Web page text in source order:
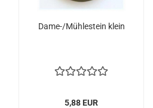
Dame-/Mühlestein klein
5,88 EUR